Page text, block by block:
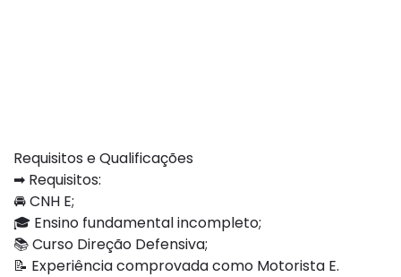
Requisitos e Qualificações
➡ Requisitos:
🚘 CNH E;
🎓 Ensino fundamental incompleto;
📚 Curso Direção Defensiva;
📝 Experiência comprovada como Motorista E.